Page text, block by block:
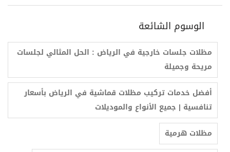
الوسوم الشائعة
مظلات جلسات خارجية في الرياض : الحل المثالي لجلسات
مريحة وجميلة
أفضل خدمات تركيب مظلات قماشية في الرياض بأسعار
تنافسية | جميع الأنواع والموديلات
مظلات هرمية